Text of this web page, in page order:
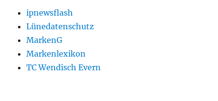
ipnewsflash
Lünedatenschutz
MarkenG
Markenlexikon
TC Wendisch Evern